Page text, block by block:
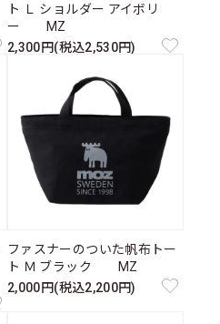
ト Ｌ ショルダー アイボリ
ー MZ
2,300円(税込2,530円)
ファスナーのついた帆布トー
ト Ｍ ブラック MZ
2,000円(税込2,200円)